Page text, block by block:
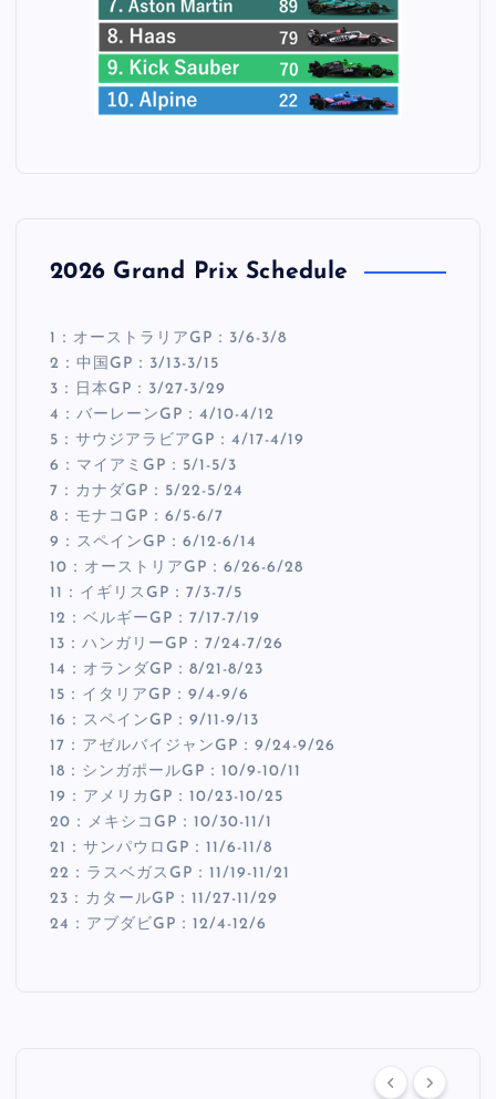
2026 Grand Prix Schedule
1：オーストラリアGP：3/6-3/8
2：中国GP：3/13-3/15
3：日本GP：3/27-3/29
4：バーレーンGP：4/10-4/12
5：サウジアラビアGP：4/17-4/19
6：マイアミGP：5/1-5/3
7：カナダGP：5/22-5/24
8：モナコGP：6/5-6/7
9：スペインGP：6/12-6/14
10：オーストリアGP：6/26-6/28
11：イギリスGP：7/3-7/5
12：ベルギーGP：7/17-7/19
13：ハンガリーGP：7/24-7/26
14：オランダGP：8/21-8/23
15：イタリアGP：9/4-9/6
16：スペインGP：9/11-9/13
17：アゼルバイジャンGP：9/24-9/26
18：シンガポールGP：10/9-10/11
19：アメリカGP：10/23-10/25
20：メキシコGP：10/30-11/1
21：サンパウロGP：11/6-11/8
22：ラスベガスGP：11/19-11/21
23：カタールGP：11/27-11/29
24：アブダビGP：12/4-12/6